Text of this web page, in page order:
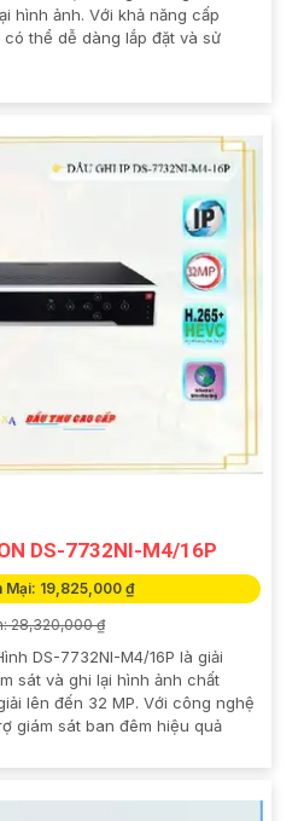
hình ảnh. Với khả năng cấp
thể dễ dàng lắp đặt và sử
DS-7732NI-M4/16P
Mại: 19,825,000 ₫
28,320,000 ₫
DS-7732NI-M4/16P là giải
sát và ghi lại hình ảnh chất
lên đến 32 MP. Với công nghệ
giám sát ban đêm hiệu quả